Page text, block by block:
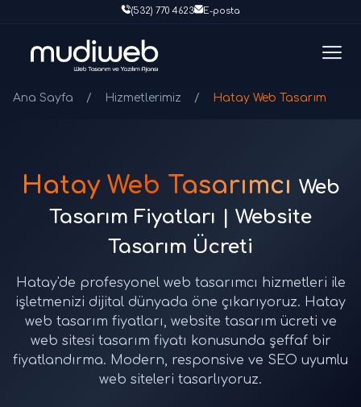
(532) 770 4623 E-posta
Ana Sayfa / Hizmetlerimiz / Hatay Web Tasarım
Hatay Web Tasarımcı Web
Tasarım Fiyatları | Website
Tasarım Ücreti
Hatay'de profesyonel web tasarımcı hizmetleri ile
işletmenizi dijital dünyada öne çıkarıyoruz. Hatay
web tasarım fiyatları, website tasarım ücreti ve
web sitesi tasarım fiyatı konusunda şeffaf bir
fiyatlandırma. Modern, responsive ve SEO uyumlu
web siteleri tasarlıyoruz.